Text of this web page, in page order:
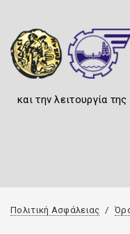
και την λειτουργία
Πολιτική Ασφάλειας